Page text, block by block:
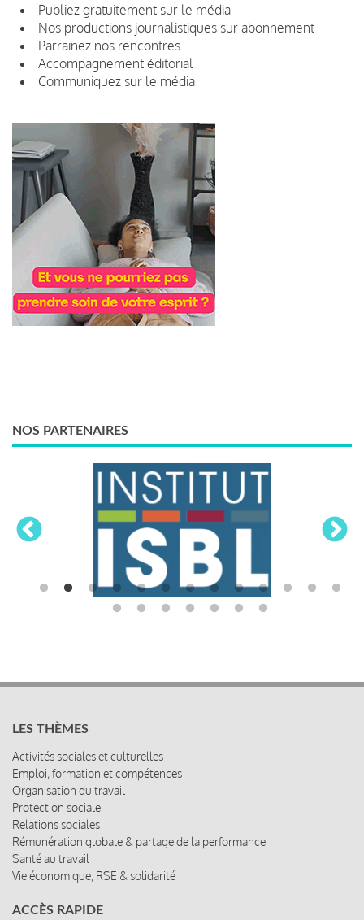
Publiez gratuitement sur le média
Nos productions journalistiques sur abonnement
Parrainez nos rencontres
Accompagnement éditorial
Communiquez sur le média
NOS PARTENAIRES
LES THÈMES
Activités sociales et culturelles
Emploi, formation et compétences
Organisation du travail
Protection sociale
Relations sociales
Rémunération globale & partage de la performance
Santé au travail
Vie économique, RSE & solidarité
ACCÈS RAPIDE